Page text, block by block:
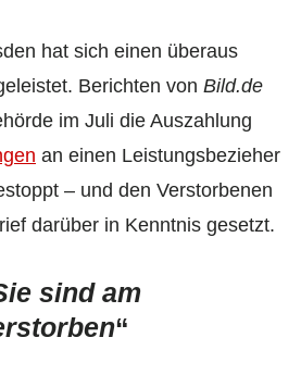
hat sich einen überaus
Berichten von Bild.de
im Juli die Auszahlung
an einen Leistungsbezieher
– und den Verstorbenen
darüber in Kenntnis gesetzt.
sind am
“